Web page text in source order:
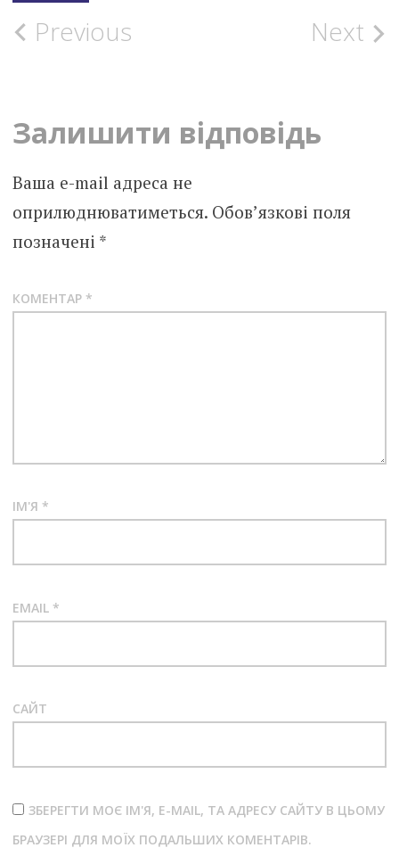
Post
Previous Next
Залишити відповідь
Ваша e-mail адреса не
оприлюднюватиметься. Обов’язкові поля
позначені *
КОМЕНТАР *
ІМ'Я *
EMAIL *
САЙТ
ЗБЕРЕГТИ МОЄ ІМ'Я, E-MAIL, ТА АДРЕСУ САЙТУ В ЦЬОМУ
БРАУЗЕРІ ДЛЯ МОЇХ ПОДАЛЬШИХ КОМЕНТАРІВ.